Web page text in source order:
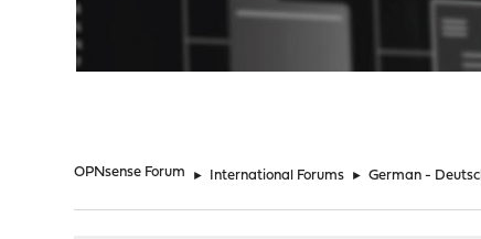
OPNsense Forum ► International Forums ► German -